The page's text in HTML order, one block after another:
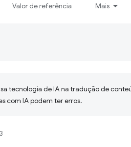
Valor de referência Mais
tecnologia de IA na tradução de
com IA podem ter erros.